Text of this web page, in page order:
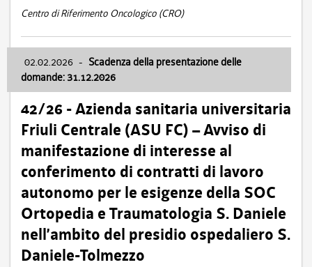
Centro di Riferimento Oncologico (CRO)
02.02.2026 - Scadenza della presentazione delle
domande: 31.12.2026
42/26 - Azienda sanitaria universitaria
Friuli Centrale (ASU FC) – Avviso di
manifestazione di interesse al
conferimento di contratti di lavoro
autonomo per le esigenze della SOC
Ortopedia e Traumatologia S. Daniele
nell’ambito del presidio ospedaliero S.
Daniele-Tolmezzo